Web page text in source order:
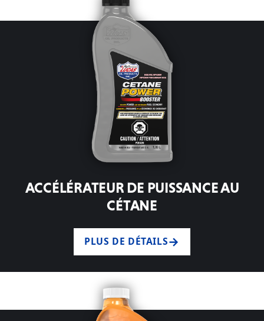
ACCÉLÉRATEUR DE PUISSANCE AU
CÉTANE
PLUS DE DÉTAILS